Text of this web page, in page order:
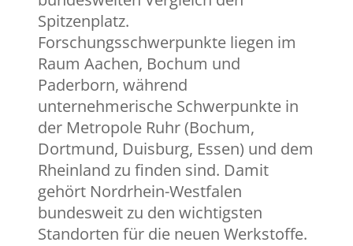
Spitzenplatz.
Forschungsschwerpunkte liegen im
Raum Aachen, Bochum und
Paderborn, während
unternehmerische Schwerpunkte in
der Metropole Ruhr (Bochum,
Dortmund, Duisburg, Essen) und dem
Rheinland zu finden sind. Damit
gehört Nordrhein-Westfalen
bundesweit zu den wichtigsten
Standorten für die neuen Werkstoffe.